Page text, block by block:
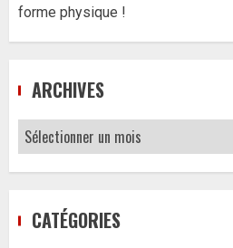
forme physique !
ARCHIVES
Archives
CATÉGORIES